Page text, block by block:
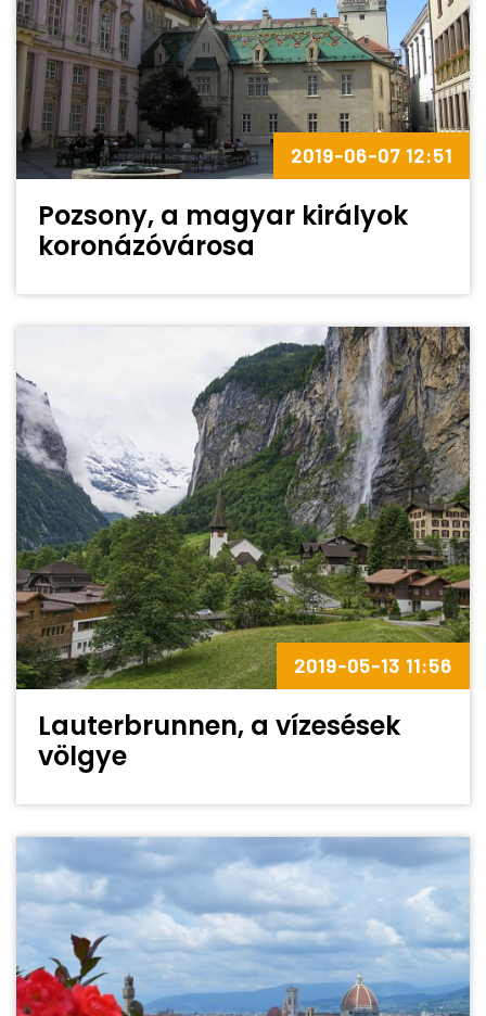
2019-06-07 12:51
Pozsony, a magyar királyok
koronázóvárosa
2019-05-13 11:56
Lauterbrunnen, a vízesések
völgye